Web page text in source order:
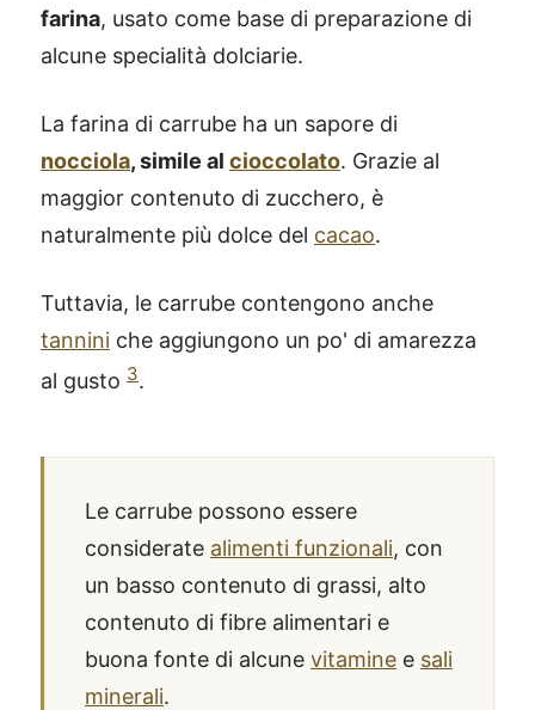
farina, usato come base di preparazione di
alcune specialità dolciarie.
La farina di carrube ha un sapore di
nocciola, simile al cioccolato. Grazie al
maggior contenuto di zucchero, è
naturalmente più dolce del cacao.
Tuttavia, le carrube contengono anche
tannini che aggiungono un po' di amarezza
al gusto 3.
Le carrube possono essere
considerate alimenti funzionali, con
un basso contenuto di grassi, alto
contenuto di fibre alimentari e
buona fonte di alcune vitamine e sali
minerali.